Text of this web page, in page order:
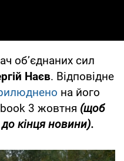
об’єднаних сил
Наєв. Відповідне
на його
3 жовтня (щоб
кінця новини).